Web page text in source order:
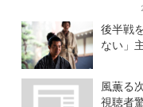
巨大スポーツ店、461
ド集結！ 6フロアをま
紹介
後半戦
ない」
風薫る
視聴者